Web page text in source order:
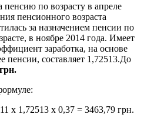
по возрасту в апреле
пенсионного возраста
за назначением пенсии по
в ноябре 2014 года. Имеет
заработка, на основе
пенсии, составляет 1,72513.До
х 1,72513 х 0,37 = 3463,79 грн.